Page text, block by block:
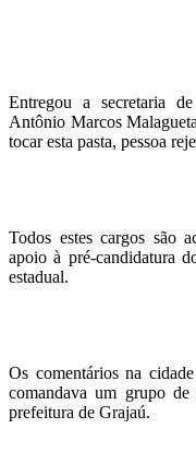
Entregou a secretaria
Antônio Marcos
tocar esta pasta, pessoa
Todos estes cargos são
apoio à pré-candidatura
estadual.
Os comentários na
comandava um grupo de
prefeitura de Grajaú.